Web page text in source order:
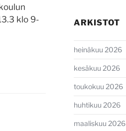
klo 9-
ARKISTOT
heinäkuu 2026
kesäkuu 2026
toukokuu 2026
huhtikuu 2026
maaliskuu 2026